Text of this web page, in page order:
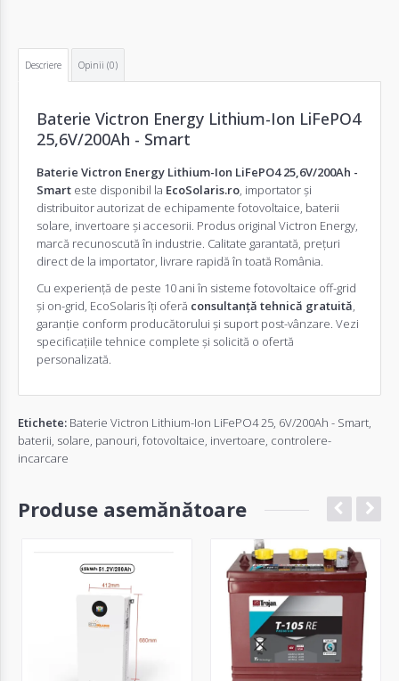
Descriere Opinii (0)
Baterie Victron Energy Lithium-Ion LiFePO4
25,6V/200Ah - Smart
Baterie Victron Energy Lithium-Ion LiFePO4 25,6V/200Ah -
Smart este disponibil la EcoSolaris.ro , importator și
distribuitor autorizat de echipamente fotovoltaice, baterii
solare, invertoare și accesorii. Produs original Victron Energy,
marcă recunoscută în industrie. Calitate garantată, prețuri
direct de la importator, livrare rapidă în toată România.
Cu experiență de peste 10 ani în sisteme fotovoltaice off-grid
și on-grid, EcoSolaris îți oferă consultanță tehnică gratuită
garanție conform producătorului și suport post-vânzare. Vezi
specificațiile tehnice complete și solicită o ofertă
personalizată
Etichete: Baterie Victron Lithium-Ion LiFePO4 25 6V/200Ah - Smart
baterii solare panouri fotovoltaice invertoare controlere-
incarcare
Produse asemănătoare